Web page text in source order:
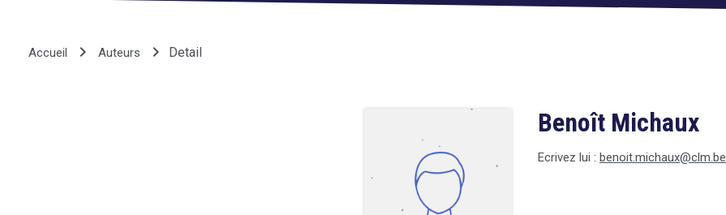
Accueil keyboard_arrow_right Auteurs keyboard_arrow_right Detail
Benoît Michaux
Ecrivez lui : benoit.michaux@clm.be